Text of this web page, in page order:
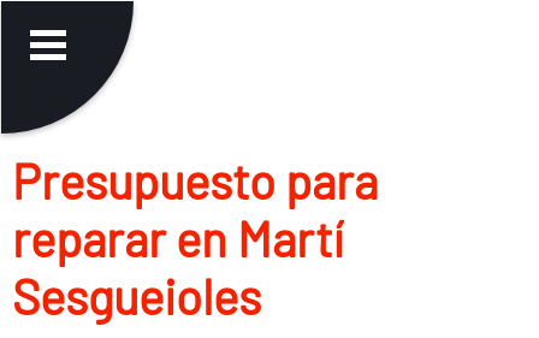
Presupuesto para
reparar en Martí
Sesgueioles